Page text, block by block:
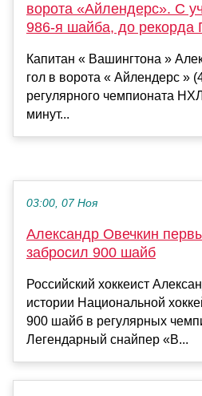
ворота «Айлендерс». С
986-я шайба, до рекорда
Капитан « Вашингтона »
гол в ворота « Айлендерс »
регулярного чемпионата
минут...
03:00, 07 Ноя
Александр Овечкин
забросил 900 шайб
Российский хоккеист
истории Национальной
900 шайб в регулярных
Легендарный снайпер «В...